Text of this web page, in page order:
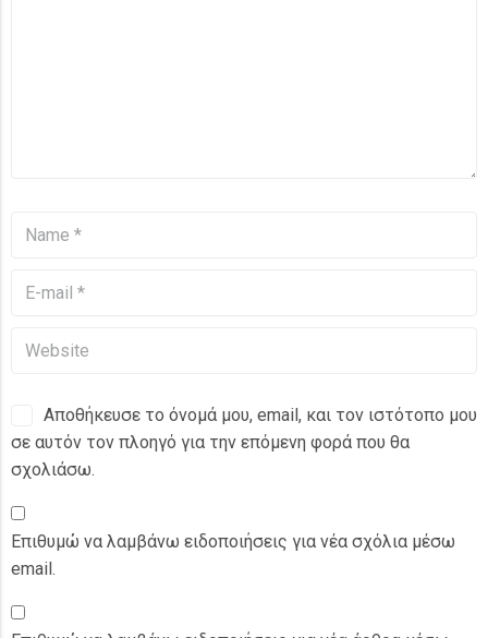
Αποθήκευσε το όνομά μου, email, και τον ιστότοπο μου
σε αυτόν τον πλοηγό για την επόμενη φορά που θα
σχολιάσω.
Επιθυμώ να λαμβάνω ειδοποιήσεις για νέα σχόλια μέσω
email.